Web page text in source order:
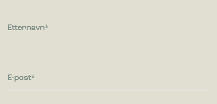
Etternavn
E-post